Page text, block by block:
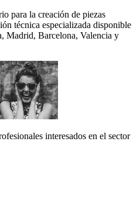
para la creación de piezas
técnica especializada disponible
Madrid, Barcelona, Valencia y
interesados en el sector